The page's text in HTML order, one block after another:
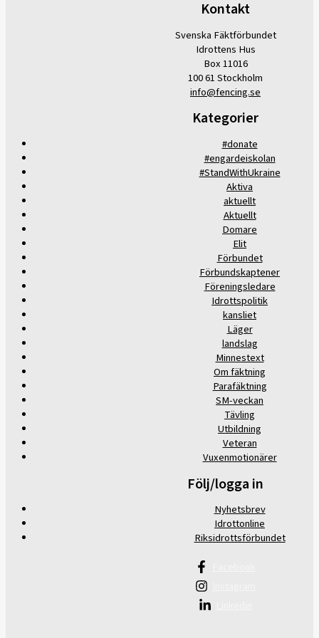
Kontakt
Svenska Fäktförbundet
Idrottens Hus
Box 11016
100 61 Stockholm
info@fencing.se
Kategorier
#donate
#engardeiskolan
#StandWithUkraine
Aktiva
aktuellt
Aktuellt
Domare
Elit
Förbundet
Förbundskaptener
Föreningsledare
Idrottspolitik
kansliet
Läger
landslag
Minnestext
Om fäktning
Parafäktning
SM-veckan
Tävling
Utbildning
Veteran
Vuxenmotionärer
Följ/logga in
Nyhetsbrev
Idrottonline
Riksidrottsförbundet